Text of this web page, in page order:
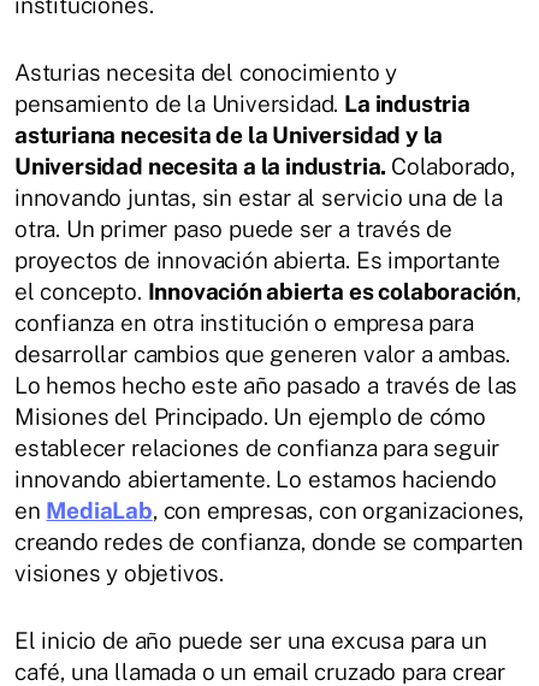
Asturias necesita del conocimiento y
pensamiento de la Universidad. La industria
asturiana necesita de la Universidad y la
Universidad necesita a la industria. Colaborado,
innovando juntas, sin estar al servicio una de la
otra. Un primer paso puede ser a través de
proyectos de innovación abierta. Es importante
el concepto. Innovación abierta es colaboración,
confianza en otra institución o empresa para
desarrollar cambios que generen valor a ambas.
Lo hemos hecho este año pasado a través de las
Misiones del Principado. Un ejemplo de cómo
establecer relaciones de confianza para seguir
innovando abiertamente. Lo estamos haciendo
en MediaLab, con empresas, con organizaciones,
creando redes de confianza, donde se comparten
visiones y objetivos.
El inicio de año puede ser una excusa para un
café, una llamada o un email cruzado para crear